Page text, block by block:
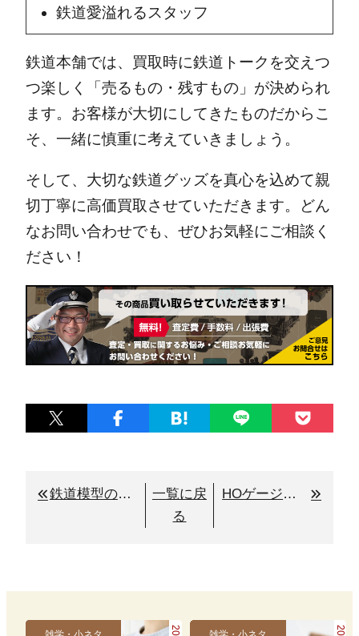
鉄道愛溢れるスタッフ
鉄道本舗では、買取時に鉄道トークを交えつ
つ楽しく「売るもの・残すもの」が決められ
ます。お客様が大切にしてきたものだからこ
そ、一緒に慎重に考えていきましょう。
そして、大切な鉄道グッズを真心を込めて親
切丁寧に高価買取させていただきます。どん
なお問い合わせでも、ぜひお気軽にご相談く
ださい！
鉄道模型の「Nゲージ」とは？ 人気の理由や始めるには何が必要か徹底解説
一覧に戻
る
HOゲージを始める際に必要なものは？初心者でも簡単にスタート